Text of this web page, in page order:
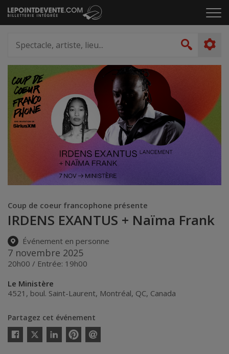
Passer
au
le
artiste,
lieu...
Coup de coeur francophone présente
IRDENS EXANTUS + Naïma Frank
Événement en personne
7 novembre 2025
20h00 / Entrée: 19h00
Le Ministère
4521, boul. Saint-Laurent, Montréal, QC, Canada
Partagez cet événement
Twitter